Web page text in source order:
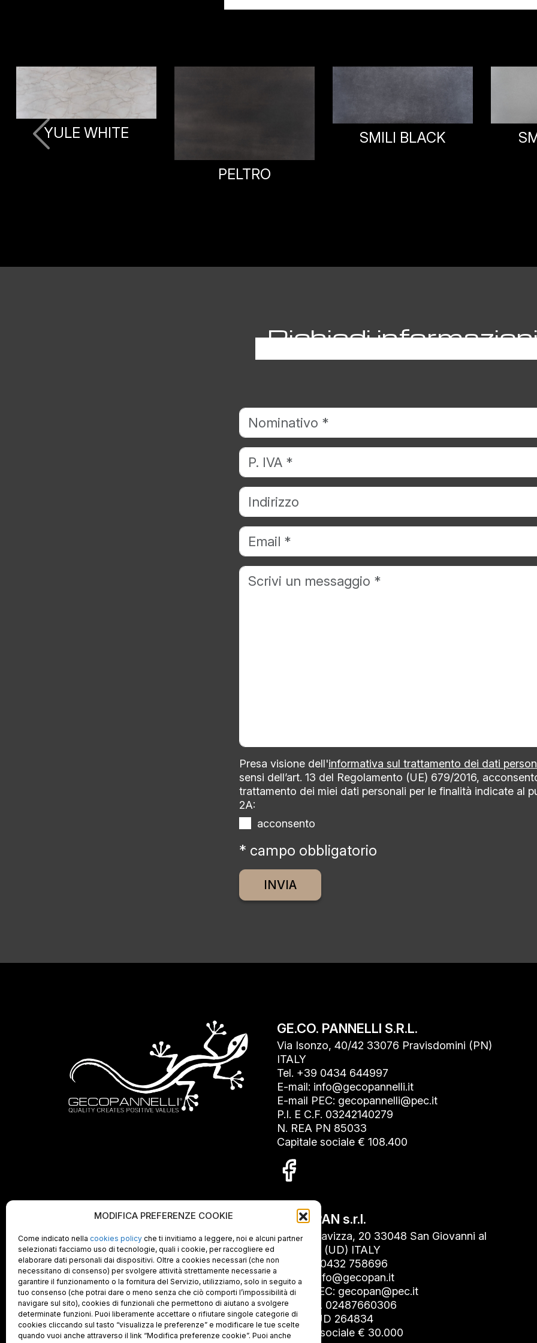
MODIFICA PREFERENZE COOKIE
Come indicato nella cookies policy che ti invitiamo a leggere, noi e alcuni partner
selezionati facciamo uso di tecnologie, quali i cookie, per raccogliere ed
elaborare dati personali dai dispositivi. Oltre a cookies necessari (che non
necessitano di consenso) per svolgere attività strettamente necessarie a
garantire il funzionamento o la fornitura del Servizio, utilizziamo, solo in seguito a
tuo consenso (che potrai dare o meno senza che ciò comporti l’impossibilità di
navigare sul sito), cookies di funzionali che permettono di aiutano a svolgere
determinate funzioni. Puoi liberamente accettare o rifiutare singole categorie di
cookies cliccando sul tasto “visualizza le preferenze” e modificare le tue scelte
quando vuoi anche attraverso il link “Modifica preferenze cookie”. Puoi anche
SMILI WHITE
Richiedi
Presa visione dell'informativa sul trattamento dei dati
sensi dell’art. 13 del Regolamento (UE) 679/2016,
trattamento dei miei dati personali per le finalità indicate al
2A:
acconsento
* campo obbligatorio
GE.CO. PANNELLI S.R.L.
Via Isonzo, 40/42 33076 Pravisdomini (PN)
ITALY
Tel. +39 0434 644997
E-mail: info@gecopannelli.it
E-mail PEC: gecopannelli@pec.it
P.I. E C.F. 03242140279
N. REA PN 85033
Capitale sociale € 108.400
GECOPAN s.r.l.
Via Roncavizza, 20 33048 San Giovanni al
Natisone (UD) ITALY
Tel. +39 0432 758696
E-mail: info@gecopan.it
E-mail PEC: gecopan@pec.it
P.I. E C.F. 02487660306
N. REA UD 264834
Capitale sociale € 30.000